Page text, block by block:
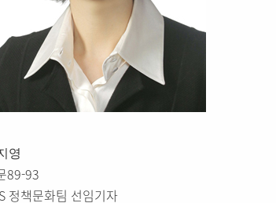
영
89-93
정책문화팀 선임기자